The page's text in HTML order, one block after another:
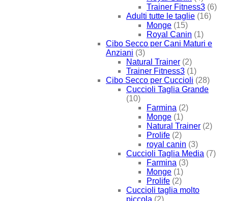
Trainer Fitness3 (6)
Adulti tutte le taglie (16)
Monge (15)
Royal Canin (1)
Cibo Secco per Cani Maturi e
Anziani (3)
Natural Trainer (2)
Trainer Fitness3 (1)
Cibo Secco per Cuccioli (28)
Cuccioli Taglia Grande
(10)
Farmina (2)
Monge (1)
Natural Trainer (2)
Prolife (2)
royal canin (3)
Cuccioli Taglia Media (7)
Farmina (3)
Monge (1)
Prolife (2)
Cuccioli taglia molto
piccola (2)